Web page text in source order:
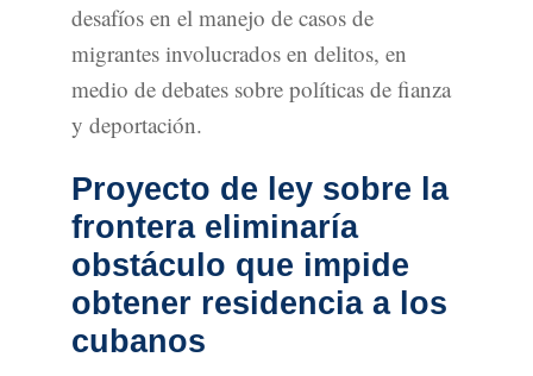
desafíos en el manejo de casos de
migrantes involucrados en delitos, en
medio de debates sobre políticas de fianza
y deportación.
Proyecto de ley sobre la
frontera eliminaría
obstáculo que impide
obtener residencia a los
cubanos